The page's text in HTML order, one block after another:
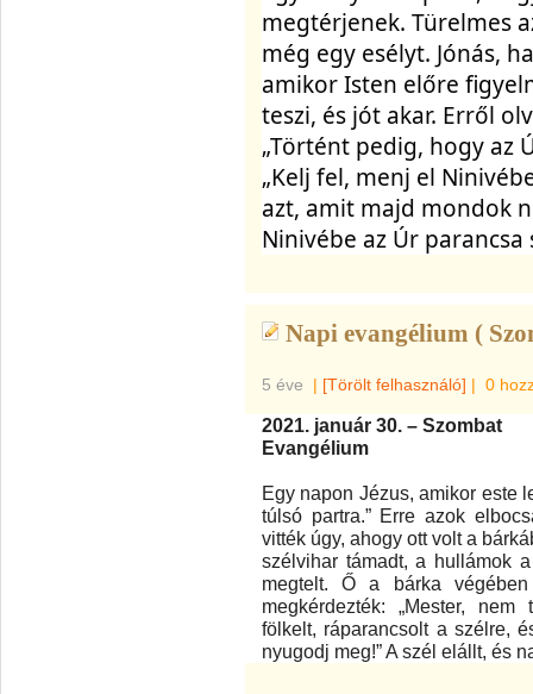
megtérjenek. Türelmes
még egy esélyt. Jónás,
amikor Isten előre
teszi, és jót akar. Erről
„Történt pedig, hogy az
„Kelj fel, menj el
azt, amit majd mondok
Ninivébe az Úr parancsa
Napi evangélium (
5 éve | [Törölt felhasználó] | 0
2021. január 30. – Szombat
Evangélium
Egy napon Jézus, amikor este
túlsó partra.” Erre azok
vitték úgy, ahogy ott volt a
szélvihar támadt, a hullámok
megtelt. Ő a bárka
megkérdezték: „Mester,
fölkelt, ráparancsolt a szélre,
nyugodj meg!” A szél elállt, és